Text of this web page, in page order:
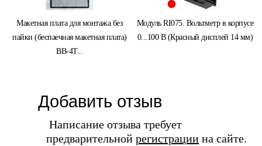
Макетная плата для монтажа без
пайки (беспаечная макетная плата)
BB-4T...
Модуль RI075. Вольтметр в корпусе
0...100 В (Красный дисплей 14 мм)
Добавить отзыв
Написание отзыва требует
предварительной регистрации на сайте.